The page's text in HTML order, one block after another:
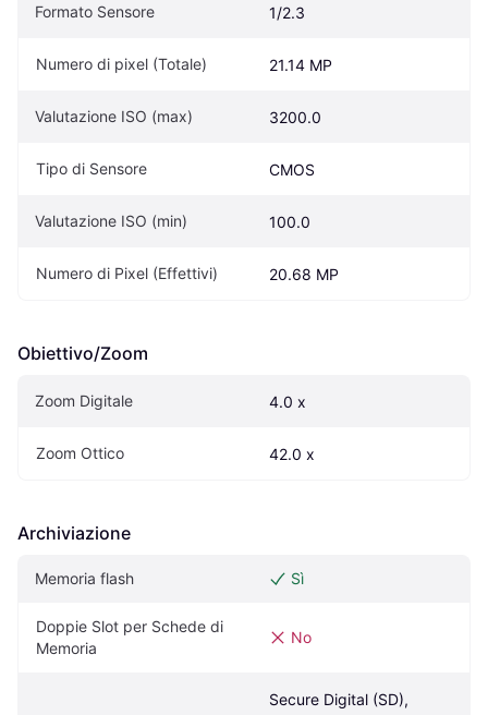
Formato Sensore 1/2.3
Numero di pixel (Totale) 21.14 MP
Valutazione ISO (max) 3200.0
Tipo di Sensore CMOS
Valutazione ISO (min) 100.0
Numero di Pixel (Effettivi) 20.68 MP
Obiettivo/Zoom
Zoom Digitale 4.0 x
Zoom Ottico 42.0 x
Archiviazione
Memoria flash Sì
Doppie Slot per Schede di
Memoria
No
Secure Digital (SD),